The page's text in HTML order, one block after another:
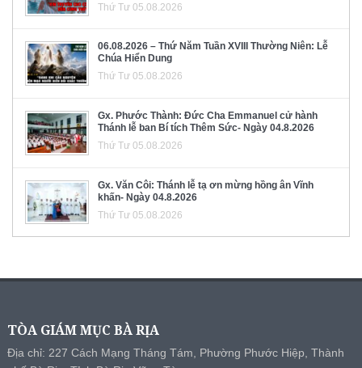
Thứ Tư 05.08.2026
06.08.2026 – Thứ Năm Tuần XVIII Thường Niên: Lễ
Chúa Hiển Dung
Thứ Tư 05.08.2026
Gx. Phước Thành: Đức Cha Emmanuel cử hành
Thánh lễ ban Bí tích Thêm Sức- Ngày 04.8.2026
Thứ Tư 05.08.2026
Gx. Văn Côi: Thánh lễ tạ ơn mừng hồng ân Vĩnh
khấn- Ngày 04.8.2026
Thứ Tư 05.08.2026
TÒA GIÁM MỤC BÀ RỊA
Địa chỉ: 227 Cách Mạng Tháng Tám, Phường Phước Hiệp, Thành